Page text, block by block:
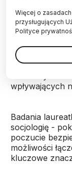
mniej dzieci.
obszarze
Prof.
wpływających
Badania
socjologię -
poczucie
możliwości
kluczowe
Więcej o
przysługujących
Polityce